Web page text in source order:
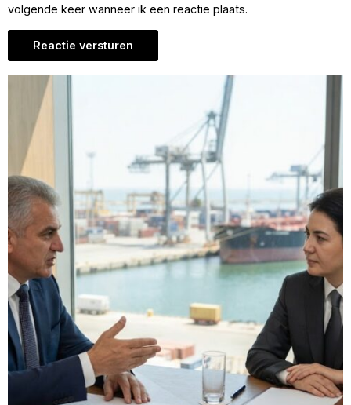
volgende keer wanneer ik een reactie plaats.